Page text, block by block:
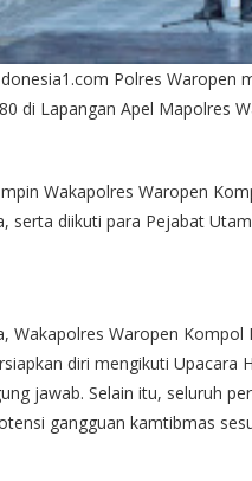
Polres Waropen
di Lapangan Apel Mapolres
Wakapolres Waropen
serta diikuti para Pejabat
Wakapolres Waropen Kompol
diri mengikuti Upacara
jawab. Selain itu, seluruh
gangguan kamtibmas